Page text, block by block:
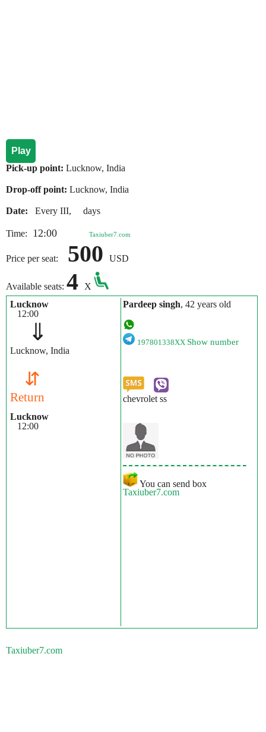
Play
Pick-up point: Lucknow, India
Drop-off point: Lucknow, India
Date: Every III, days
Time: 12:00 Taxiuber7.com
Price per seat: 500 USD
Available seats: 4
X
Lucknow
12:00
⇓
Lucknow, India
⇵
Return
Lucknow
12:00
Pardeep singh, 42 years old
197801338XX Show number
chevrolet ss
You can send box
Taxiuber7.com
Taxiuber7.com